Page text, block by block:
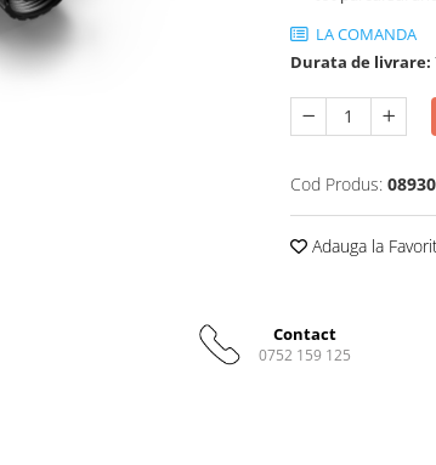
LA COMANDA
Durata de livrare:
Cod Produs:
Adauga la
Contact
0752 159 125